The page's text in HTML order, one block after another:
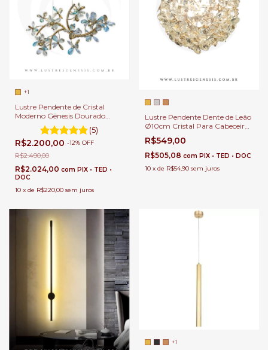
+1
Lustre Pendente de Cristal
Moderno Gênesis Dourado
Para Quartos, Sala de Jantar,
Sala de Estar e Apartamentos
(5)
R$2.200,00 -12% OFF
R$2.490,00
R$2.024,00 com PIX • TED •
DOC
10 x de R$220,00 sem juros
Lustre Pendente Dente de Leão
Ø10cm Cristal Para Cabeceira
de Cama, Lavabo e banheiro.
R$549,00
R$505,08 com PIX • TED • DOC
10 x de R$54,90 sem juros
+1